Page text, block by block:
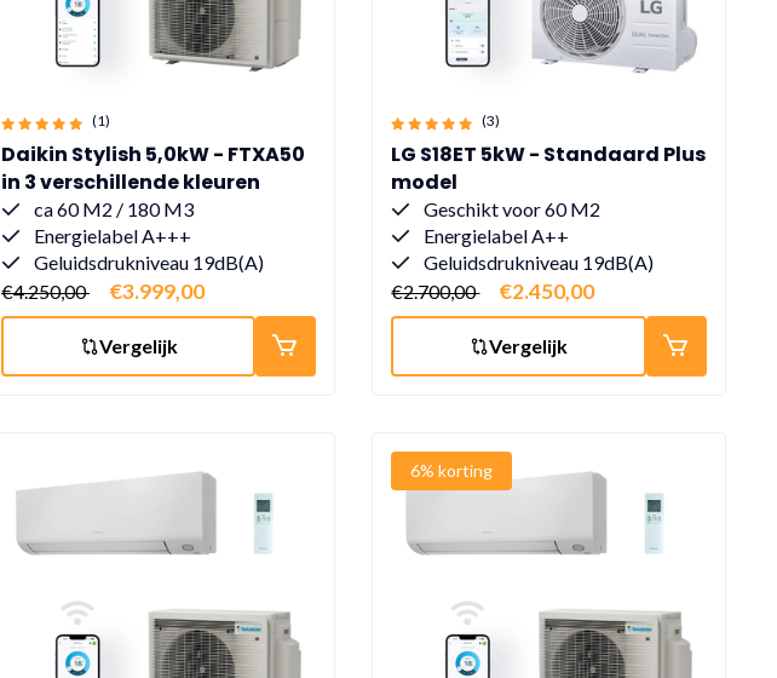
(1)
Daikin Stylish 5,0kW - FTXA50
in 3 verschillende kleuren
ca 60 M2 / 180 M3
Energielabel A+++
Geluidsdrukniveau 19dB(A)
€4.250,00
€3.999,00
Vergelijk
(3)
LG S18ET 5kW - Standaard Plus
model
Geschikt voor 60 M2
Energielabel A++
Geluidsdrukniveau 19dB(A)
€2.700,00
€2.450,00
Vergelijk
6% korting